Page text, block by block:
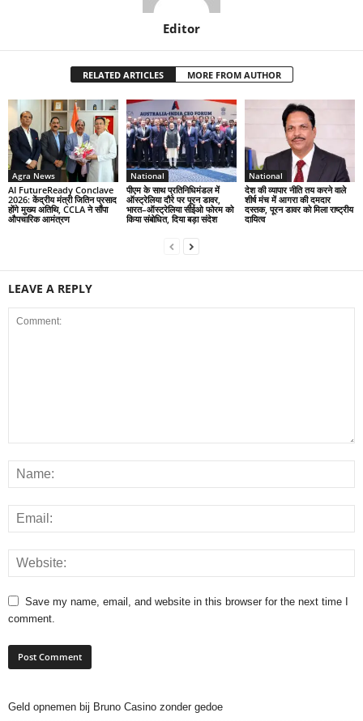
Editor
RELATED ARTICLES MORE FROM AUTHOR
Agra News
AI FutureReady Conclave
2026: केंद्रीय मंत्री जितिन प्रसाद
होंगे मुख्य अतिथि, CCLA ने सौंपा
औपचारिक आमंत्रण
National
पीएम के साथ प्रतिनिधिमंडल में
ऑस्ट्रेलिया दौरे पर पूरन डावर,
भारत–ऑस्ट्रेलिया सीईओ फोरम को
किया संबोधित, दिया बड़ा संदेश
National
देश की व्यापार नीति तय करने वाले
शीर्ष मंच में आगरा की दमदार
दस्तक, पूरन डावर को मिला राष्ट्रीय
दायित्व
LEAVE A REPLY
Save my name, email, and website in this browser for the next time I
comment.
Geld opnemen bij Bruno Casino zonder gedoe